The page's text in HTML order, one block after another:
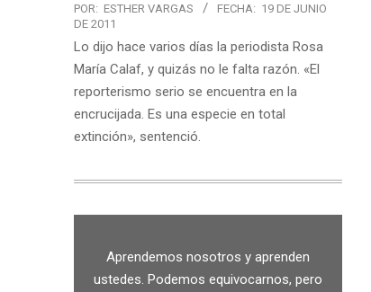
POR: ESTHER VARGAS FECHA: 19 DE JUNIO
DE 2011
Lo dijo hace varios días la periodista Rosa
María Calaf, y quizás no le falta razón. «El
reporterismo serio se encuentra en la
encrucijada. Es una especie en total
extinción», sentenció.
Aprendemos nosotros y aprenden
ustedes. Podemos equivocarnos, pero